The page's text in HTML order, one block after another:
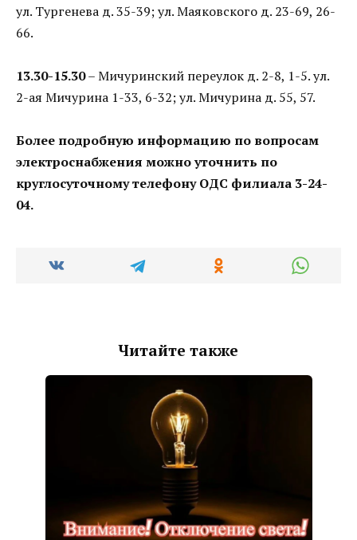
ул. Тургенева д. 35-39; ул. Маяковского д. 23-69, 26-
66.
13.30-15.30– Мичуринский переулок д. 2-8, 1-5. ул.
2-ая Мичурина 1-33, 6-32; ул. Мичурина д. 55, 57.
Более подробную информацию по вопросам
электроснабжения можно уточнить по
круглосуточному телефону ОДС филиала 3-24-
04.
Читайте также